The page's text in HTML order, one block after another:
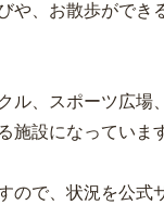
や、お散歩ができ
ル、スポーツ広場
施設になっていま
で、状況を公式